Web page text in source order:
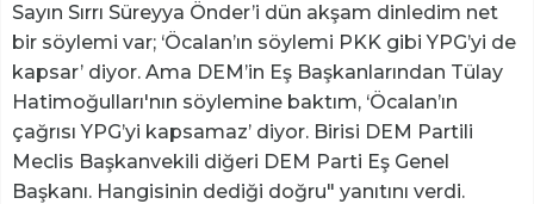
Sayın Sırrı Süreyya Önder’i dün akşam dinledim net
bir söylemi var; ‘Öcalan’ın söylemi PKK gibi YPG’yi de
kapsar’ diyor. Ama DEM’in Eş Başkanlarından Tülay
Hatimoğulları'nın söylemine baktım, ‘Öcalan’ın
çağrısı YPG’yi kapsamaz’ diyor. Birisi DEM Partili
Meclis Başkanvekili diğeri DEM Parti Eş Genel
Başkanı. Hangisinin dediği doğru" yanıtını verdi.